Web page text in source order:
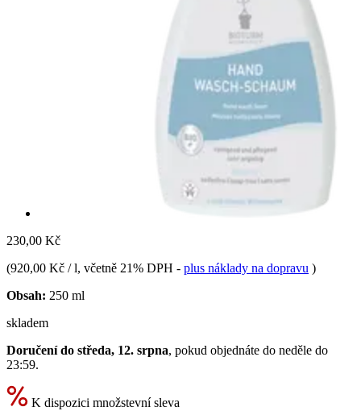
230,00 Kč
(920,00 Kč / l, včetně 21% DPH - plus náklady na dopravu )
Obsah: 250 ml
skladem
Doručení do středa, 12. srpna, pokud objednáte do neděle do
23:59.
K dispozici množstevní sleva